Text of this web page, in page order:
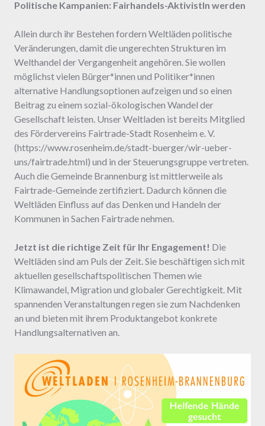
Politische Kampanien: Fairhandels-AktivistIn werden
Allein durch ihr Bestehen fordern Weltläden politische
Veränderungen, damit die ungerechten Strukturen im
Welthandel der Vergangenheit angehören. Sie wollen
möglichst vielen Bürger*innen und Politiker*innen
alternative Handlungsoptionen aufzeigen und so einen
Beitrag zu einem sozial-ökologischen Wandel der
Gesellschaft leisten. Unser Weltladen ist bereits Mitglied
des Fördervereins Fairtrade-Stadt Rosenheim e. V.
(https://www.rosenheim.de/stadt-buerger/wir-ueber-
uns/fairtrade.html) und in der Steuerungsgruppe vertreten.
Auch die Gemeinde Brannenburg ist mittlerweile als
Fairtrade-Gemeinde zertifiziert. Dadurch können die
Weltläden Einfluss auf das Denken und Handeln der
Kommunen in Sachen Fairtrade nehmen.
Jetzt ist die richtige Zeit für Ihr Engagement! Die
Weltläden sind am Puls der Zeit. Sie beschäftigen sich mit
aktuellen gesellschaftspolitischen Themen wie
Klimawandel, Migration und globaler Gerechtigkeit. Mit
spannenden Veranstaltungen regen sie zum Nachdenken
an und bieten mit ihrem Produktangebot konkrete
Handlungsalternativen an.